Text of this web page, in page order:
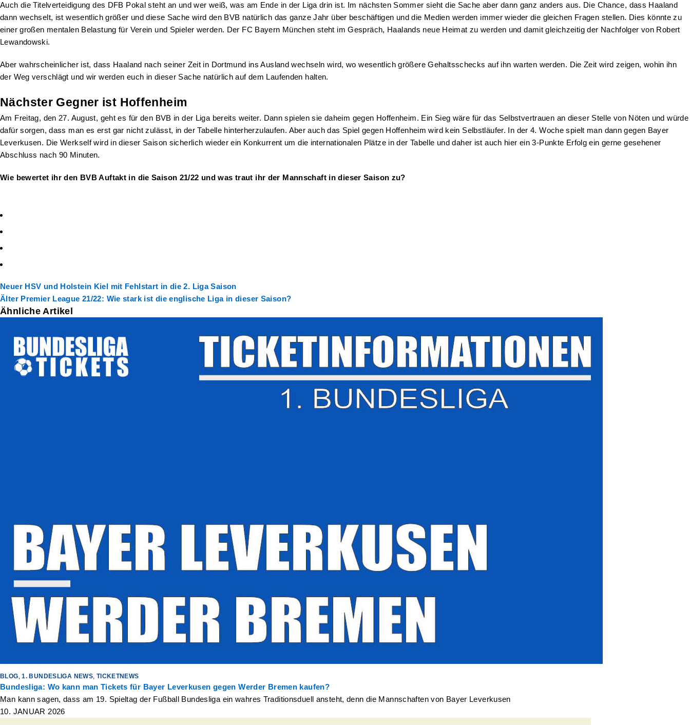
Auch die Titelverteidigung des DFB Pokal steht an und wer weiß, was am Ende in der Liga drin ist. Im nächsten Sommer sieht die Sache aber dann ganz anders aus. Die Chance, dass Haaland
dann wechselt, ist wesentlich größer und diese Sache wird den BVB natürlich das ganze Jahr über beschäftigen und die Medien werden immer wieder die gleichen Fragen stellen. Dies könnte zu
einer großen mentalen Belastung für Verein und Spieler werden. Der FC Bayern München steht im Gespräch, Haalands neue Heimat zu werden und damit gleichzeitig der Nachfolger von Robert
Lewandowski.
Aber wahrscheinlicher ist, dass Haaland nach seiner Zeit in Dortmund ins Ausland wechseln wird, wo wesentlich größere Gehaltsschecks auf ihn warten werden. Die Zeit wird zeigen, wohin ihn
der Weg verschlägt und wir werden euch in dieser Sache natürlich auf dem Laufenden halten.
Nächster Gegner ist Hoffenheim
Am Freitag, den 27. August, geht es für den BVB in der Liga bereits weiter. Dann spielen sie daheim gegen Hoffenheim. Ein Sieg wäre für das Selbstvertrauen an dieser Stelle von Nöten und würde
dafür sorgen, dass man es erst gar nicht zulässt, in der Tabelle hinterherzulaufen. Aber auch das Spiel gegen Hoffenheim wird kein Selbstläufer. In der 4. Woche spielt man dann gegen Bayer
Leverkusen. Die Werkself wird in dieser Saison sicherlich wieder ein Konkurrent um die internationalen Plätze in der Tabelle und daher ist auch hier ein 3-Punkte Erfolg ein gerne gesehener
Abschluss nach 90 Minuten.
Wie bewertet ihr den BVB Auftakt in die Saison 21/22 und was traut ihr der Mannschaft in dieser Saison zu?
Neuer HSV und Holstein Kiel mit Fehlstart in die 2. Liga Saison
Älter Premier League 21/22: Wie stark ist die englische Liga in dieser Saison?
Ähnliche Artikel
BLOG,1. BUNDESLIGA NEWS, TICKETNEWS
Bundesliga: Wo kann man Tickets für Bayer Leverkusen gegen Werder Bremen kaufen?
Man kann sagen, dass am 19. Spieltag der Fußball Bundesliga ein wahres Traditionsduell ansteht, denn die Mannschaften von Bayer Leverkusen
10. JANUAR 2026